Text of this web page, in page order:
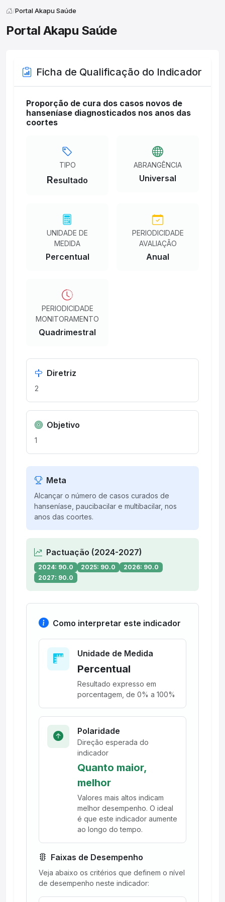
Portal Akapu Saúde
Portal Akapu Saúde
Ficha de Qualificação do Indicador
Proporção de cura dos casos novos de
hanseníase diagnosticados nos anos das
coortes
TIPO
Resultado
ABRANGÊNCIA
Universal
UNIDADE DE
MEDIDA
Percentual
PERIODICIDADE
AVALIAÇÃO
Anual
PERIODICIDADE
MONITORAMENTO
Quadrimestral
Diretriz
2
Objetivo
1
Meta
Alcançar o número de casos curados de
hanseníase, paucibacilar e multibacilar, nos
anos das coortes.
Pactuação (2024-2027)
2024: 90.0 2025: 90.0
2026: 90.0
2027: 90.0
Como interpretar este indicador
Unidade de Medida
Percentual
Resultado expresso em
porcentagem, de 0% a 100%
Polaridade
Direção esperada do
indicador
Quanto maior,
melhor
Valores mais altos indicam
melhor desempenho. O ideal
é que este indicador aumente
ao longo do tempo.
Faixas de Desempenho
Veja abaixo os critérios que definem o nível
de desempenho neste indicador: